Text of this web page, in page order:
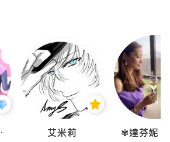
之家 艾米莉